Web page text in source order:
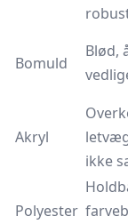
Bomuld
Blød,
Akryl
ikke
Polyester